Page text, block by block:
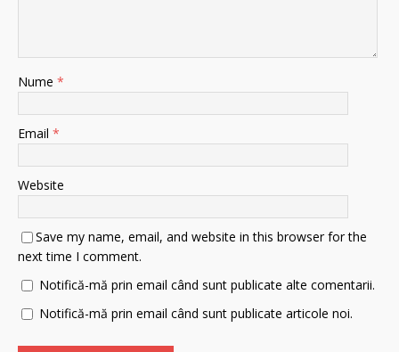
Nume *
Email *
Website
Save my name, email, and website in this browser for the
next time I comment.
Notifică-mă prin email când sunt publicate alte comentarii.
Notifică-mă prin email când sunt publicate articole noi.